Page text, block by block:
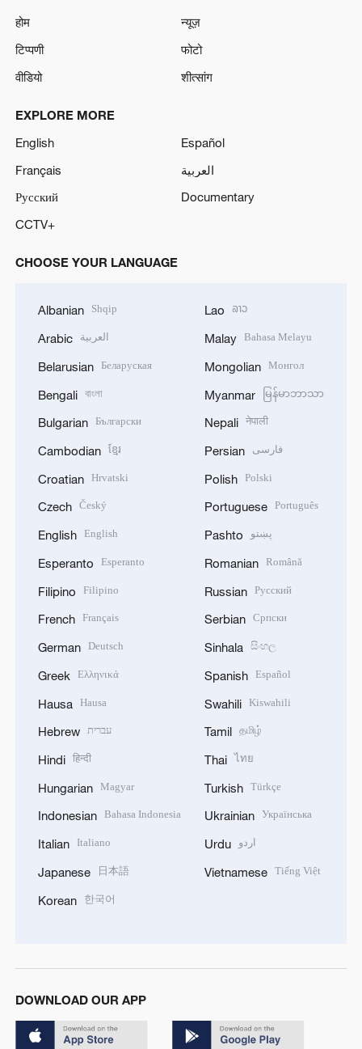
होम
न्यूज़
टिप्पणी
फोटो
वीडियो
शीत्सांग
EXPLORE MORE
English
Español
Français
العربية
Русский
Documentary
CCTV+
CHOOSE YOUR LANGUAGE
Albanian Shqip
Arabic العربية
Belarusian Беларуская
Bengali বাংলা
Bulgarian Български
Cambodian ខ្មែរ
Croatian Hrvatski
Czech Český
English English
Esperanto Esperanto
Filipino Filipino
French Français
German Deutsch
Greek Ελληνικά
Hausa Hausa
Hebrew עברית
Hindi हिन्दी
Hungarian Magyar
Indonesian Bahasa Indonesia
Italian Italiano
Japanese 日本語
Korean 한국어
Lao ລາວ
Malay Bahasa Melayu
Mongolian Монгол
Myanmar မြန်မာဘာသာ
Nepali नेपाली
Persian فارسی
Polish Polski
Portuguese Português
Pashto پښتو
Romanian Română
Russian Русский
Serbian Српски
Sinhala සිංහල
Spanish Español
Swahili Kiswahili
Tamil தமிழ்
Thai ไทย
Turkish Türkçe
Ukrainian Українська
Urdu اردو
Vietnamese Tiếng Việt
DOWNLOAD OUR APP